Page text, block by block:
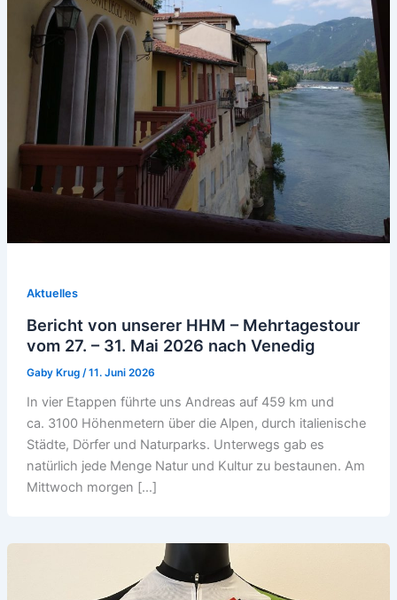
Aktuelles
Bericht von unserer HHM – Mehrtagestour
vom 27. – 31. Mai 2026 nach Venedig
Gaby Krug /11. Juni 2026
In vier Etappen führte uns Andreas auf 459 km und
ca. 3100 Höhenmetern über die Alpen, durch italienische
Städte, Dörfer und Naturparks. Unterwegs gab es
natürlich jede Menge Natur und Kultur zu bestaunen. Am
Mittwoch morgen […]